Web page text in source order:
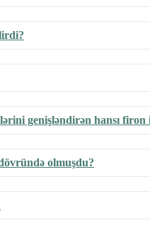
genişləndirən hansı firon
olmuşdu?